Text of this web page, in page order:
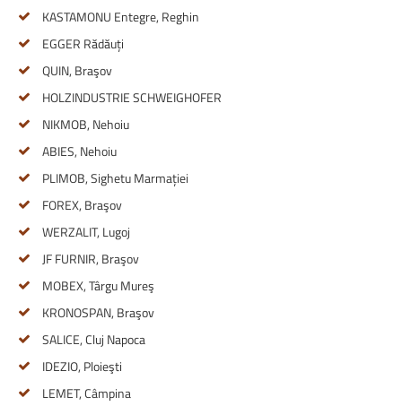
KASTAMONU Entegre, Reghin
EGGER Rădăuți
QUIN, Braşov
HOLZINDUSTRIE SCHWEIGHOFER
NIKMOB, Nehoiu
ABIES, Nehoiu
PLIMOB, Sighetu Marmației
FOREX, Braşov
WERZALIT, Lugoj
JF FURNIR, Braşov
MOBEX, Târgu Mureş
KRONOSPAN, Braşov
SALICE, Cluj Napoca
IDEZIO, Ploieşti
LEMET, Câmpina